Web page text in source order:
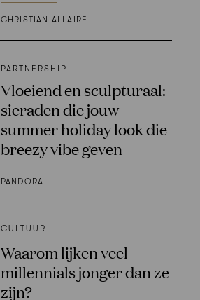
CHRISTIAN ALLAIRE
PARTNERSHIP
Vloeiend en sculpturaal:
sieraden die jouw
summer holiday look die
breezy vibe geven
PANDORA
CULTUUR
Waarom lijken veel
millennials jonger dan ze
zijn?